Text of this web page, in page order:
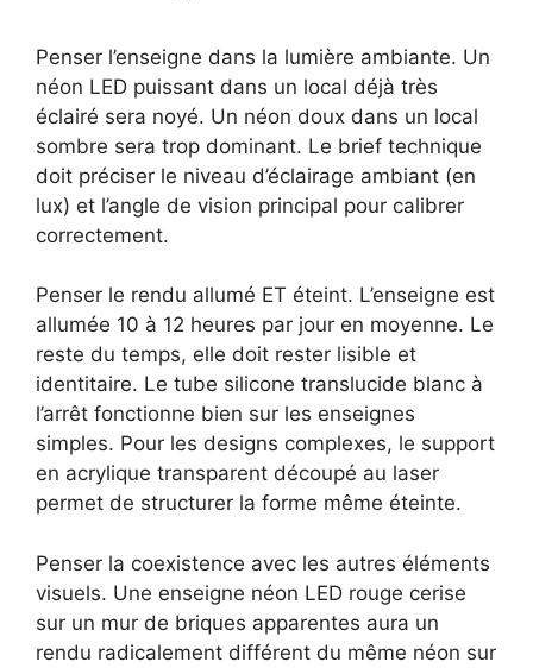
Penser l’enseigne dans la lumière ambiante. Un
néon LED puissant dans un local déjà très
éclairé sera noyé. Un néon doux dans un local
sombre sera trop dominant. Le brief technique
doit préciser le niveau d’éclairage ambiant (en
lux) et l’angle de vision principal pour calibrer
correctement.
Penser le rendu allumé ET éteint. L’enseigne est
allumée 10 à 12 heures par jour en moyenne. Le
reste du temps, elle doit rester lisible et
identitaire. Le tube silicone translucide blanc à
l’arrêt fonctionne bien sur les enseignes
simples. Pour les designs complexes, le support
en acrylique transparent découpé au laser
permet de structurer la forme même éteinte.
Penser la coexistence avec les autres éléments
visuels. Une enseigne néon LED rouge cerise
sur un mur de briques apparentes aura un
rendu radicalement différent du même néon sur